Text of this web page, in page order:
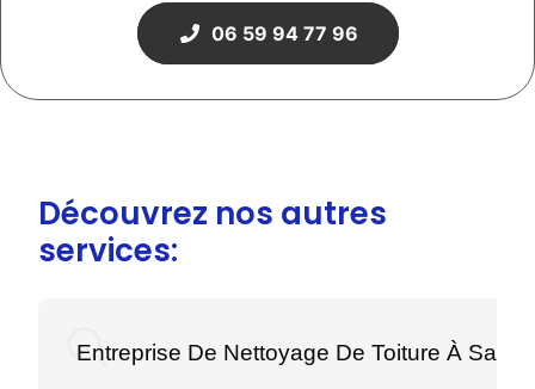
06 59 94 77 96
Découvrez nos autres
services:
Entreprise De Nettoyage De Toiture À Saint-